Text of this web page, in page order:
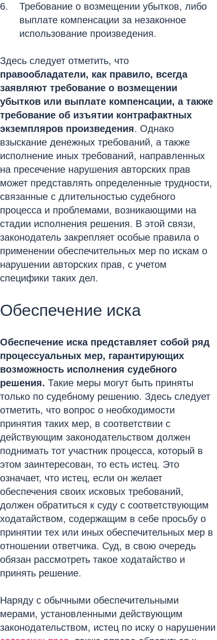
Требование о возмещении убытков, либо
выплате компенсации за незаконное
использование произведения.
Здесь следует отметить, что
правообладатели, как правило, всегда
заявляют требование о возмещении
убытков или выплате компенсации, а также
требование об изъятии контрафактных
экземпляров произведения. Однако
взыскание денежных требований, а также
исполнение иных требований, направленных
на пресечение нарушения авторских прав
может представлять определенные трудности,
связанные с длительностью судебного
процесса и проблемами, возникающими на
стадии исполнения решения. В этой связи,
законодатель закрепляет особые правила о
применении обеспечительных мер по искам о
нарушении авторских прав, с учетом
специфики таких дел.
Обеспечение иска
Обеспечение иска представляет собой ряд
процессуальных мер, гарантирующих
возможность исполнения судебного
решения. Такие меры могут быть приняты
только по судебному решению. Здесь следует
отметить, что вопрос о необходимости
принятия таких мер, в соответствии с
действующим законодательством должен
поднимать тот участник процесса, который в
этом заинтересован, то есть истец. Это
означает, что истец, если он желает
обеспечения своих исковых требований,
должен обратиться к суду с соответствующим
ходатайством, содержащим в себе просьбу о
принятии тех или иных обеспечительных мер в
отношении ответчика. Суд, в свою очередь
обязан рассмотреть такое ходатайство и
принять решение.
Наряду с обычными обеспечительными
мерами, установленными действующим
законодательством, истец по иску о нарушении